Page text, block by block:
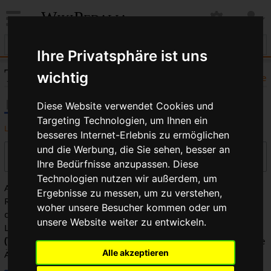
Ihre Privatsphäre ist uns
wichtig
Diese Website verwendet Cookies und
Targeting Technologien, um Ihnen ein
besseres Internet-Erlebnis zu ermöglichen
und die Werbung, die Sie sehen, besser an
Ihre Bedürfnisse anzupassen. Diese
Technologien nutzen wir außerdem, um
Ergebnisse zu messen, um zu verstehen,
woher unsere Besucher kommen oder um
unsere Website weiter zu entwickeln.
Alle akzeptieren
WikiPedalia
Hilfe
TI: Versionsgeschichte
Logbücher dieser Seite anzeigen
Versionen filtern
Auswahl des Versionsunterschieds: Markiere die
Radiobuttons der zu vergleichenden Versionen und drücke
die Eingabetaste oder die Schaltfläche am unteren Rand.
Legende:(Aktuell)= Unterschied zur aktuellen Version,
(Vorherige)= Unterschied zur vorherigen Version,K= Kleine
Änderung